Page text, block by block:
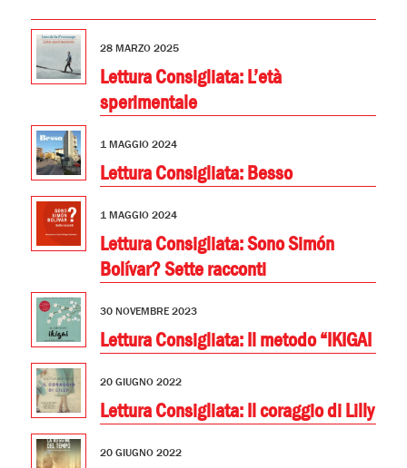
28 MARZO 2025
Lettura Consigliata: L’età
sperimentale
1 MAGGIO 2024
Lettura Consigliata: Besso
1 MAGGIO 2024
Lettura Consigliata: Sono Simón
Bolívar? Sette racconti
30 NOVEMBRE 2023
Lettura Consigliata: Il metodo “IKIGAI
20 GIUGNO 2022
Lettura Consigliata: Il coraggio di Lilly
20 GIUGNO 2022